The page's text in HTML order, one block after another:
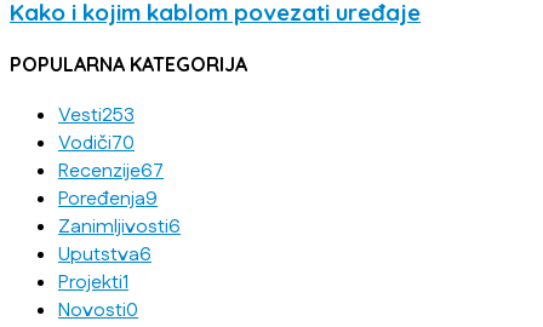
Kako i kojim kablom povezati uređaje
POPULARNA KATEGORIJA
Vesti253
Vodiči70
Recenzije67
Poređenja9
Zanimljivosti6
Uputstva6
Projekti1
Novosti0